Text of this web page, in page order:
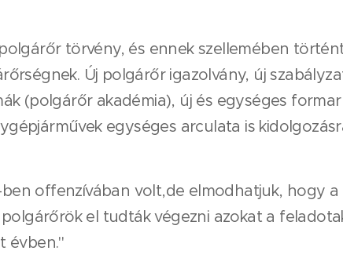
törvény, és ennek szellemében
Új polgárőr igazolvány, új
(polgárőr akadémia), új és egységes
egységes arculata is
offenzívában volt,de elmodhatjuk, hogy a
el tudták végezni azokat a
évben."